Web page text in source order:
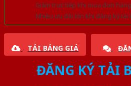
Giảm trực tiếp khi mua đơn
Nhiều ưu đãi lớn khi đăng ký
TẢI BẢNG GIÁ
ĐĂNG KÝ TẢI